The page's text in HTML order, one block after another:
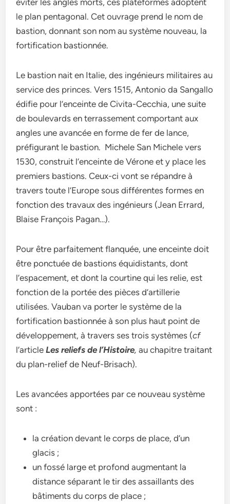
le plan pentagonal. Cet ouvrage prend le nom de
bastion, donnant son nom au système nouveau, la
fortification bastionnée.
Le bastion nait en Italie, des ingénieurs militaires au
service des princes. Vers 1515, Antonio da Sangallo
édifie pour l’enceinte de Civita-Cecchia, une suite
de boulevards en terrassement comportant aux
angles une avancée en forme de fer de lance,
préfigurant le bastion. Michele San Michele vers
1530, construit l’enceinte de Vérone et y place les
premiers bastions. Ceux-ci vont se répandre à
travers toute l’Europe sous différentes formes en
fonction des travaux des ingénieurs (Jean Errard,
Blaise François Pagan…).
Pour être parfaitement flanquée, une enceinte doit
être ponctuée de bastions équidistants, dont
l’espacement, et dont la courtine qui les relie, est
fonction de la portée des pièces d’artillerie
utilisées. Vauban va porter le système de la
fortification bastionnée à son plus haut point de
développement, à travers ses trois systèmes (cf
l’articleLes reliefs de l’Histoire, au chapitre traitant
du plan-relief de Neuf-Brisach).
Les avancées apportées par ce nouveau système
sont :
la création devant le corps de place, d’un
glacis ;
un fossé large et profond augmentant la
distance séparant le tir des assaillants des
bâtiments du corps de place ;